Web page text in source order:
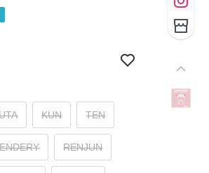
KUN TEN
RENJUN